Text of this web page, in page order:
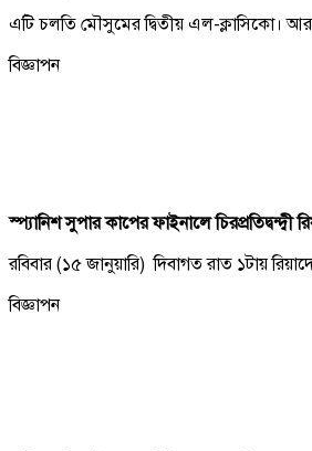
এটি চলতি মৌসুমের দ্বিতীয় এল-ক্লাসিকো। আর
বিজ্ঞাপন
স্প্যানিশ সুপার কাপের ফাইনালে চিরপ্রতিদ্বন্দ্বী
রবিবার (১৫ জানুয়ারি) দিবাগত রাত ১টায়
বিজ্ঞাপন